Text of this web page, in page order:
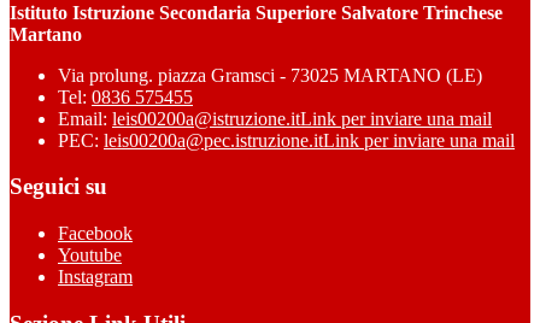
Istituto Istruzione Secondaria Superiore Salvatore Trinchese
Martano
Via prolung. piazza Gramsci - 73025 MARTANO (LE)
Tel: 0836 575455
Email: leis00200a@istruzione.itLink per inviare una mail
PEC: leis00200a@pec.istruzione.itLink per inviare una mail
Seguici su
Facebook
Youtube
Instagram